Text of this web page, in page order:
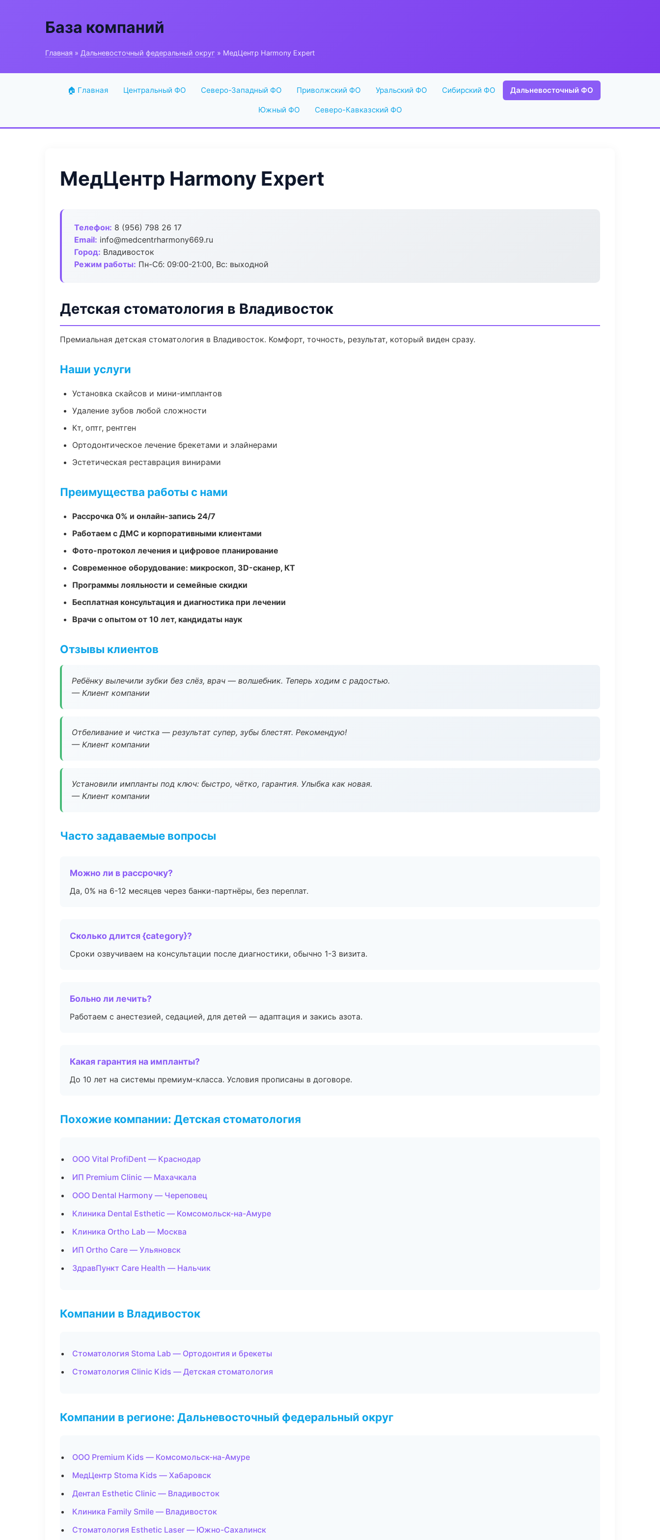
База компаний
Главная » Дальневосточный федеральный округ » МедЦентр Harmony Expert
🏠 Главная Центральный ФО Северо-Западный ФО Приволжский ФО Уральский ФО Сибирский ФО Дальневосточный ФО
Южный ФО Северо-Кавказский ФО
МедЦентр Harmony Expert
Телефон: 8 (956) 798 26 17
Email: info@medcentrharmony669.ru
Город: Владивосток
Режим работы: Пн-Сб: 09:00-21:00, Вс: выходной
Детская стоматология в Владивосток
Премиальная детская стоматология в Владивосток. Комфорт, точность, результат, который виден сразу.
Наши услуги
Установка скайсов и мини-имплантов
Удаление зубов любой сложности
Кт, оптг, рентген
Ортодонтическое лечение брекетами и элайнерами
Эстетическая реставрация винирами
Преимущества работы с нами
Рассрочка 0% и онлайн-запись 24/7
Работаем с ДМС и корпоративными клиентами
Фото-протокол лечения и цифровое планирование
Современное оборудование: микроскоп, 3D-сканер, КТ
Программы лояльности и семейные скидки
Бесплатная консультация и диагностика при лечении
Врачи с опытом от 10 лет, кандидаты наук
Отзывы клиентов
Ребёнку вылечили зубки без слёз, врач — волшебник. Теперь ходим с радостью.
— Клиент компании
Отбеливание и чистка — результат супер, зубы блестят. Рекомендую!
— Клиент компании
Установили импланты под ключ: быстро, чётко, гарантия. Улыбка как новая.
— Клиент компании
Часто задаваемые вопросы
Можно ли в рассрочку?
Да, 0% на 6-12 месяцев через банки-партнёры, без переплат.
Сколько длится {category}?
Сроки озвучиваем на консультации после диагностики, обычно 1-3 визита.
Больно ли лечить?
Работаем с анестезией, седацией, для детей — адаптация и закись азота.
Какая гарантия на импланты?
До 10 лет на системы премиум-класса. Условия прописаны в договоре.
Похожие компании: Детская стоматология
ООО Vital ProfiDent — Краснодар
ИП Premium Clinic — Махачкала
ООО Dental Harmony — Череповец
Клиника Dental Esthetic — Комсомольск-на-Амуре
Клиника Ortho Lab — Москва
ИП Ortho Care — Ульяновск
ЗдравПункт Care Health — Нальчик
Компании в Владивосток
Стоматология Stoma Lab — Ортодонтия и брекеты
Стоматология Clinic Kids — Детская стоматология
Компании в регионе: Дальневосточный федеральный округ
ООО Premium Kids — Комсомольск-на-Амуре
МедЦентр Stoma Kids — Хабаровск
Дентал Esthetic Clinic — Владивосток
Клиника Family Smile — Владивосток
Стоматология Esthetic Laser — Южно-Сахалинск